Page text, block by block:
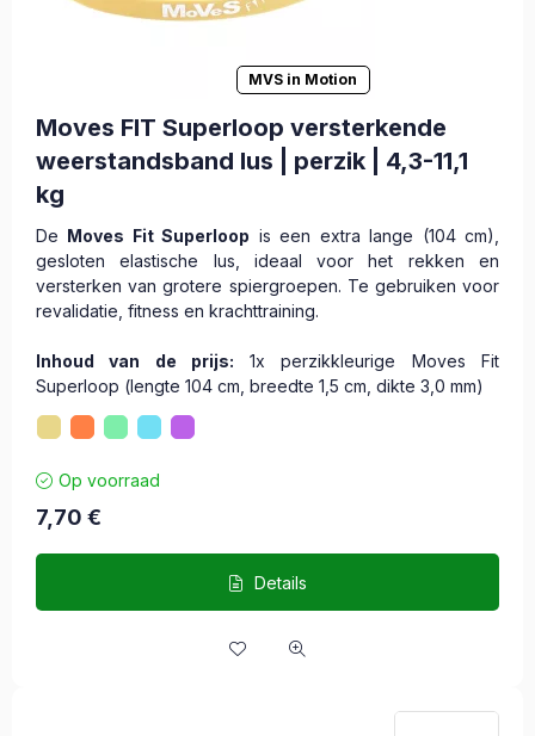
MVS in Motion
Moves FIT Superloop versterkende
weerstandsband lus | perzik | 4,3-11,1
kg
De Moves Fit Superloop is een extra lange (104 cm),
gesloten elastische lus, ideaal voor het rekken en
versterken van grotere spiergroepen. Te gebruiken voor
revalidatie, fitness en krachttraining.
Inhoud van de prijs: 1x perzikkleurige Moves Fit
Superloop (lengte 104 cm, breedte 1,5 cm, dikte 3,0 mm)
Op voorraad
7,70 €
Details